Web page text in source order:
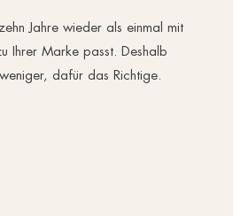
Jahre wieder als einmal mit
Ihrer Marke passt. Deshalb
dafür das Richtige.